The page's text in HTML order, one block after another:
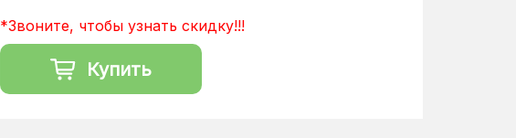
*Звоните, чтобы узнать скидку!!!
Купить